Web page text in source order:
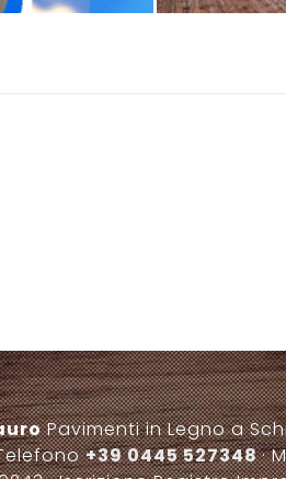
Pavimenti in Legno a
+39 0445 527348·